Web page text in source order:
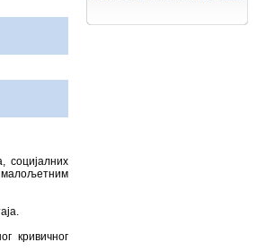
социјалних
малољетним
кривичног